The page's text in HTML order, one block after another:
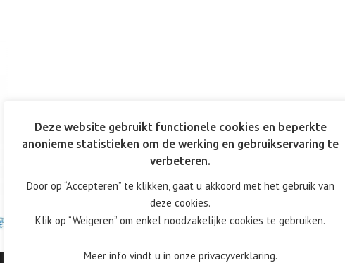
Deze website gebruikt functionele cookies en beperkte
anonieme statistieken om de werking en gebruikservaring te
verbeteren.
Door op “Accepteren” te klikken, gaat u akkoord met het gebruik van
deze cookies.
Klik op “Weigeren” om enkel noodzakelijke cookies te gebruiken.
Meer info vindt u in onze privacyverklaring.